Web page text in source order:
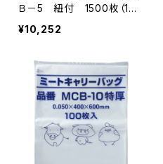
Ｂ－5 紐付 1500枚（100
枚×15冊）
¥10,252